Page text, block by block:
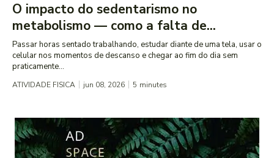
O impacto do sedentarismo no
metabolismo — como a falta de...
Passar horas sentado trabalhando, estudar diante de uma tela, usar o
celular nos momentos de descanso e chegar ao fim do dia sem
praticamente...
ATIVIDADE FISICA jun 08, 2026 5 minutes